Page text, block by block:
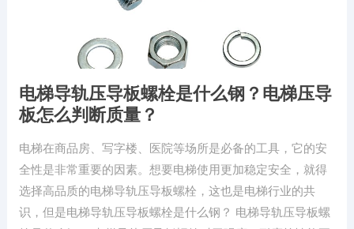
电梯导轨压导板螺栓是什么钢？电梯压导
板怎么判断质量？
电梯在商品房、写字楼、医院等场所是必备的工具，它的安
全性是非常重要的因素。想要电梯使用更加稳定安全，就得
选择高品质的电梯导轨压导板螺栓，这也是电梯行业的共
识，但是电梯导轨压导板螺栓是什么钢？ 电梯导轨压导板螺